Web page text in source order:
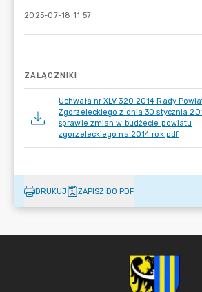
2025-07-18 11:57
ZAŁĄCZNIKI
Uchwała nr XLV 320 2014 Rady
Zgorzeleckiego z dnia 30 stycznia
sprawie zmian w budżecie powiatu
zgorzeleckiego na 2014 rok.pdf
DRUKUJ ZAPISZ DO PDF